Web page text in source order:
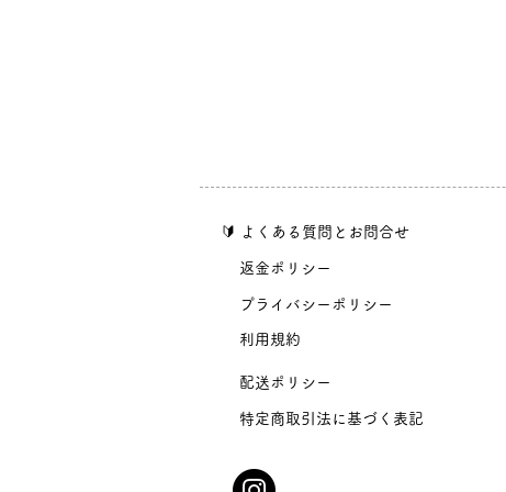
​🔰 よくある質問とお問合せ
​返金ポリシー
​プライバシーポリシー
​利用規約
​配送ポリシー
​特定商取引法に基づく表記